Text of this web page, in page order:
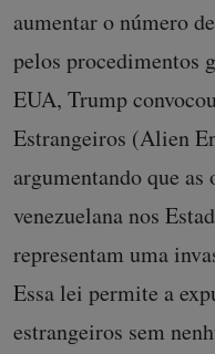
aumentar o número
pelos procedimentos
EUA, Trump
Estrangeiros (Alien
argumentando que as
venezuelana nos
representam uma
Essa lei permite a
estrangeiros sem